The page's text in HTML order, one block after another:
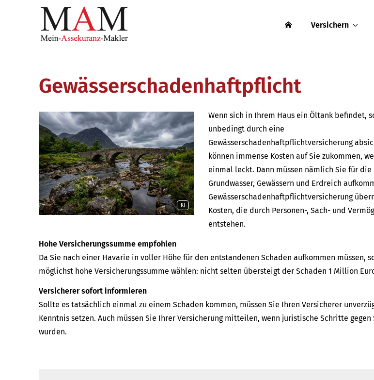
Versichern
Gewässerschadenhaftpflicht
KI
Wenn sich in Ihrem Haus ein Öltank befindet,
unbedingt durch eine
Gewässerschadenhaftpflichtversicherung
können immense Kosten auf Sie zukommen,
einmal leckt. Dann müssen nämlich Sie für die
Grundwasser, Gewässern und Erdreich
Gewässerschadenhaftpflichtversicherung
Kosten, die durch Per­sonen-, Sach- und
entstehen.
Hohe Versicherungssumme empfohlen
Da Sie nach einer Havarie in voller Höhe für den entstandenen Schaden aufkommen müssen,
möglichst hohe Versicherungssumme wählen: nicht selten übersteigt der Schaden 1 Million
Versicherer sofort informieren
Sollte es tatsächlich einmal zu einem Schaden kommen, müssen Sie Ihren Versicherer
Kenntnis setzen. Auch müssen Sie Ihrer Versicherung mitteilen, wenn juristische Schritte
wurden.